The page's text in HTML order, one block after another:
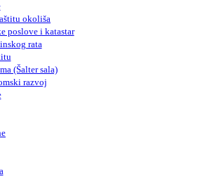
okoliša
poslove i katastar
rata
(Šalter sala)
razvoj